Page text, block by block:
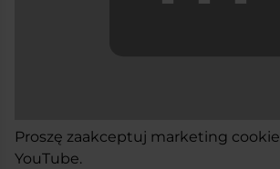
Proszę zaakceptuj marketing cookie
YouTube.